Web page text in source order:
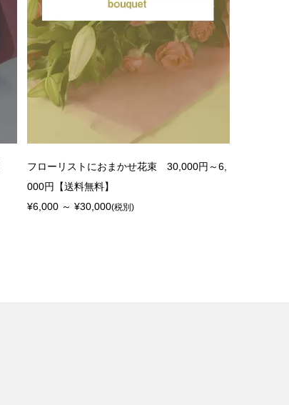
フローリストにおまかせ花束 30,000円～6,
000円【送料無料】
¥6,000 ～ ¥30,000(税別)